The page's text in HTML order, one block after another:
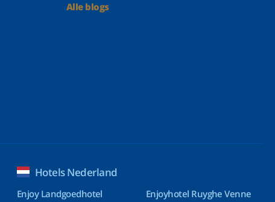
Alle blogs
Hotels Nederland
Enjoy Landgoedhotel
Enjoyhotel Ruyghe Venne